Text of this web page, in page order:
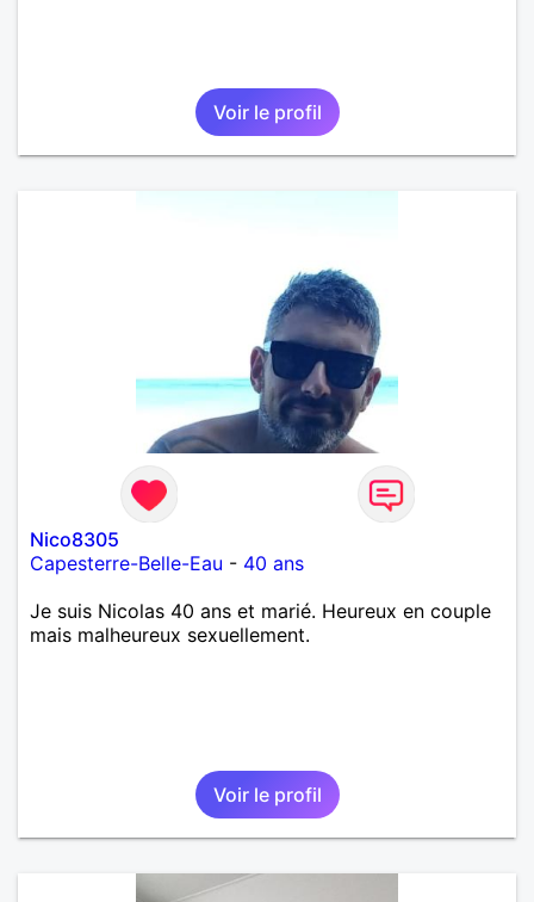
Voir le profil
Nico8305
Capesterre-Belle-Eau - 40 ans
Je suis Nicolas 40 ans et marié. Heureux en couple
mais malheureux sexuellement.
Voir le profil